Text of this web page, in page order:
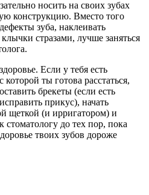
носить на своих зубах
конструкцию. Вместо того
зуба, наклеивать
стразами, лучше заняться
Если у тебя есть
ты готова расстаться,
брекеты (если есть
прикус), начать
щеткой (и ирригатором) и
стоматологу до тех пор, пока
твоих зубов дороже